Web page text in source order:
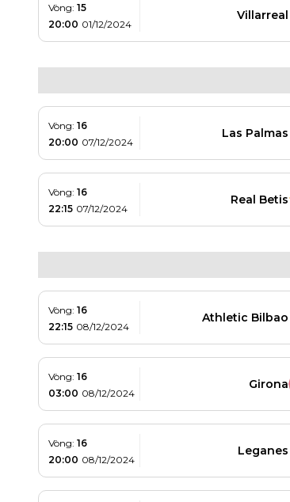
Vòng: 15
20:00 01/12/2024
Villarreal
Vòng: 16
20:00 07/12/2024
Las Palmas
Vòng: 16
22:15 07/12/2024
Real Betis
Vòng: 16
22:15 08/12/2024
Athletic Bilbao
Vòng: 16
03:00 08/12/2024
Girona
Vòng: 16
20:00 08/12/2024
Leganes